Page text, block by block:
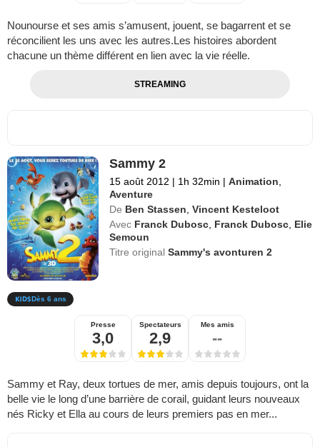
Nounourse et ses amis s’amusent, jouent, se bagarrent et se
réconcilient les uns avec les autres.Les histoires abordent
chacune un thème différent en lien avec la vie réelle.
STREAMING
Sammy 2
15 août 2012 | 1h 32min | Animation
Aventure
De Ben Stassen ,Vincent Kesteloot
Avec Franck Dubosc Franck Dubosc Elie
Semoun
Titre originalSammy's avonturen 2
Dès 6 ans
Presse
3,0
Spectateurs
2,9
Mes amis
--
Sammy et Ray, deux tortues de mer, amis depuis toujours, ont la
belle vie le long d’une barrière de corail, guidant leurs nouveaux
nés Ricky et Ella au cours de leurs premiers pas en mer...